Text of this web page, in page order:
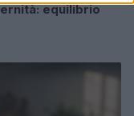
equilibrio